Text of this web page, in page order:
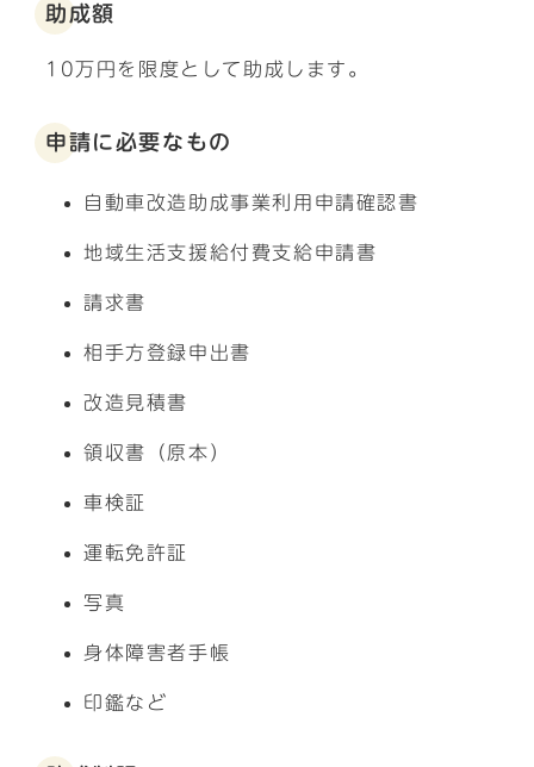
助成額
10万円を限度として助成します。
申請に必要なもの
自動車改造助成事業利用申請確認書
地域生活支援給付費支給申請書
請求書
相手方登録申出書
改造見積書
領収書（原本）
車検証
運転免許証
写真
身体障害者手帳
印鑑など